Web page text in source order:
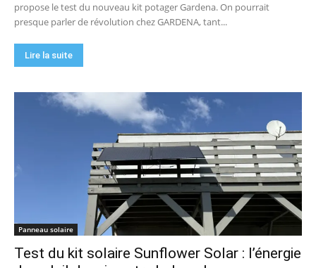
propose le test du nouveau kit potager Gardena. On pourrait
presque parler de révolution chez GARDENA, tant...
Lire la suite
Panneau solaire
Test du kit solaire Sunflower Solar : l’énergie